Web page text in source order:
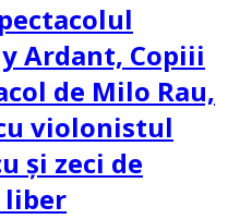
Ardant, Copiii
de Milo Rau,
violonistul
și zeci de
liber